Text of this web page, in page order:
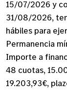
15/07/2026 y
31/08/2026,
hábiles para
Permanencia
Importe a
48 cuotas,
19.203,93€,